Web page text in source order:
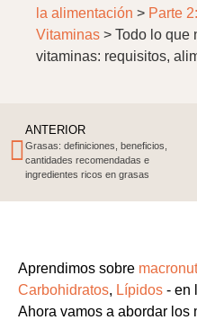
la alimentación > Parte
Vitaminas > Todo lo que
vitaminas: requisitos,
ANTERIOR
Grasas: definiciones, beneficios,
cantidades recomendadas e
ingredientes ricos en grasas
Aprendimos sobre
Carbohidratos, Lípidos - en
Ahora vamos a abordar los